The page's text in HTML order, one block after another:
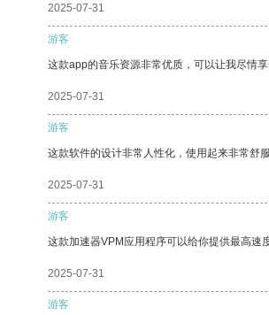
2025-07-31
游客
这款app的音乐资源非常优质，可以让我尽情享
2025-07-31
游客
这款软件的设计非常人性化，使用起来非常舒服
2025-07-31
游客
这款加速器VPM应用程序可以给你提供最高速
2025-07-31
游客